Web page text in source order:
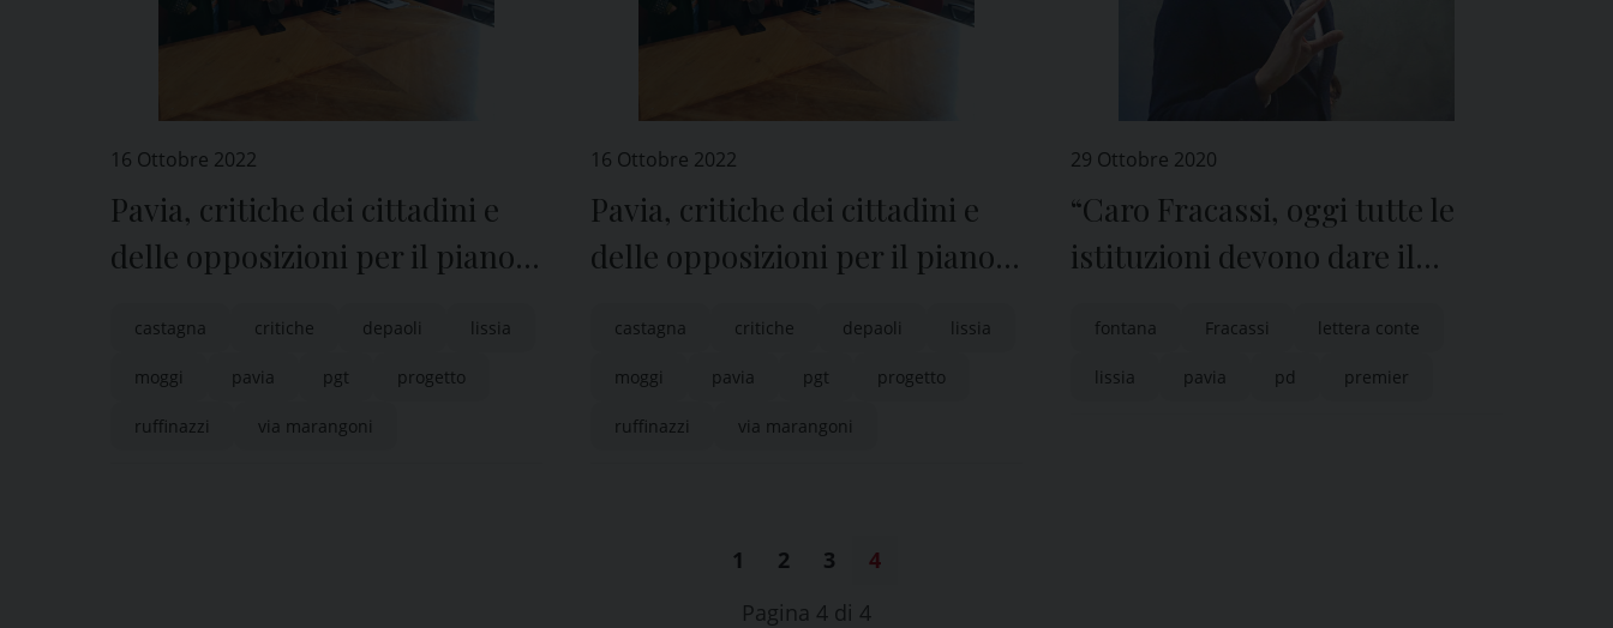
16 Ottobre 2022
Pavia, critiche dei cittadini e
delle opposizioni per il piano
castagna critiche depaoli lissia
moggi pavia pgt progetto
ruffinazzi via marangoni
16 Ottobre 2022
Pavia, critiche dei cittadini e
delle opposizioni per il piano
castagna critiche depaoli lissia
moggi pavia pgt progetto
ruffinazzi via marangoni
29 Ottobre 2020
“Caro Fracassi, oggi tutte le
istituzioni devono dare il
fontana Fracassi lettera conte
lissia pavia pd premier
1 2 3
4
Pagina 4 di 4